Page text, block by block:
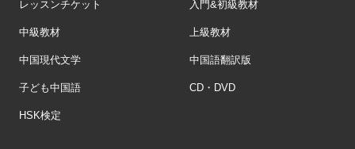
レッスンチケット 入門&初級教材
中級教材 上級教材
中国現代文学 中国語翻訳版
子ども中国語 CD・DVD
HSK検定